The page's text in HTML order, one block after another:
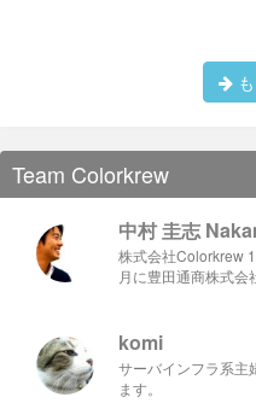
育ってきたバックグラウンド
ハイコンテクストコミュニケ
「Colorkrewは何を大切だと思
ていないのか」を具体的に語
Team Colorkrew
中村 圭志
株式会社Colorkrew
月に豊田通商株式会
komi
サーバインフラ系主
ます。